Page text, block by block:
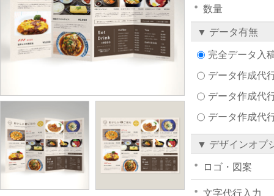
数量
▼ データ有無
完全データ入
データ作成代
データ作成代
データ作成代
▼ デザインオプ
ロゴ・図案
文字代行入力